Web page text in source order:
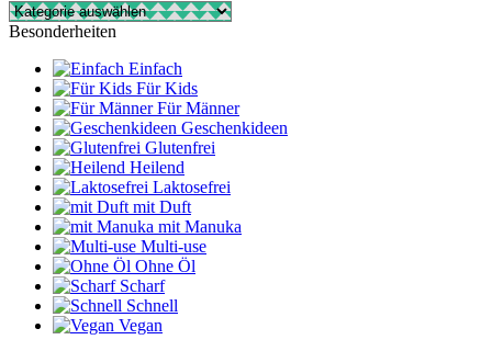
Rezept-
Kategorien
Besonderheiten
Einfach
Für Kids
Für Männer
Geschenkideen
Glutenfrei
Heilend
Laktosefrei
mit Duft
mit Manuka
Multi-use
Ohne Öl
Scharf
Schnell
Vegan